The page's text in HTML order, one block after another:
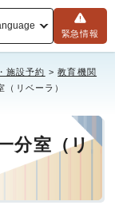
緊急情報
施設予約 >教育機関
リベーラ）
分室（リ